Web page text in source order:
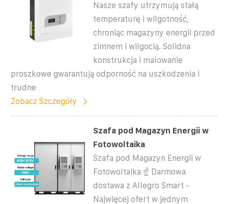
Nasze szafy utrzymują stałą
temperaturę i wilgotność,
chroniąc magazyny energii przed
zimnem i wilgocią. Solidna
konstrukcja i malowanie
proszkowe gwarantują odporność na uszkodzenia i
trudne
Zobacz Szczegóły
Szafa pod Magazyn Energii w
Fotowoltaika
Szafa pod Magazyn Energii w
Fotowoltaika ☝ Darmowa
dostawa z Allegro Smart -
Najwięcej ofert w jednym